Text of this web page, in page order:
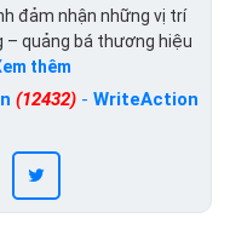
đảm nhận những vị trí
– quảng bá thương hiệu
thêm
(12432)- WriteAction